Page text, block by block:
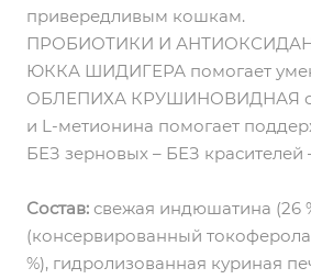
привередливым кошкам.
ПРОБИОТИКИ И
ЮККА ШИДИГЕРА помогает
ОБЛЕПИХА КРУШИНОВИДНАЯ
и L-метионина помогает
БЕЗ зерновых – БЕЗ
Состав: свежая индюшатина (26
(консервированный
%), гидролизованная куриная